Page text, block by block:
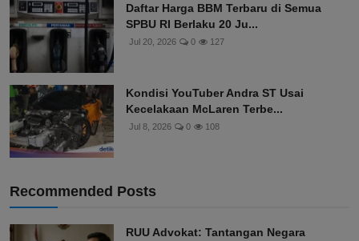
Daftar Harga BBM Terbaru di Semua
SPBU RI Berlaku 20 Ju...
Jul 20, 2026 0 127
Kondisi YouTuber Andra ST Usai
Kecelakaan McLaren Terbe...
Jul 8, 2026 0 108
Recommended Posts
RUU Advokat: Tantangan Negara